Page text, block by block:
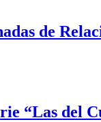
de
“Las del